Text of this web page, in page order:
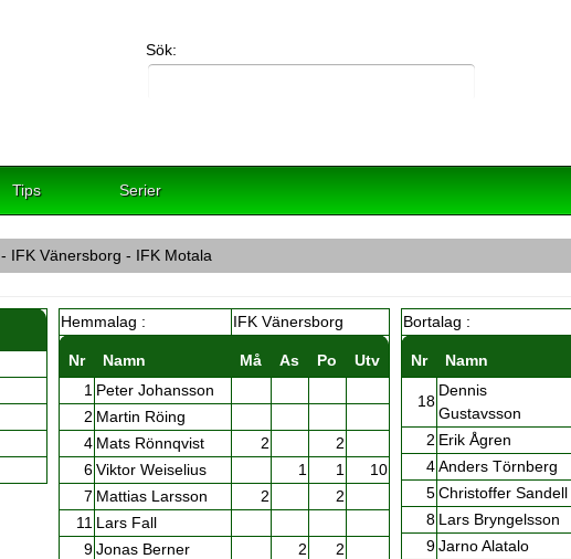
Sök:
Tips Serier
- IFK Vänersborg - IFK Motala
Hemmalag : IFK Vänersborg
Nr Namn Må As Po
Utv
1 Peter Johansson
2 Martin Röing
4 Mats Rönnqvist 2
2
6Viktor Weiselius 1 1
10
7 Mattias Larsson 2
2
11 Lars Fall
9Jonas Berner 2
2
Bortalag :
Nr Namn
18
Dennis
Gustavsson
2 Erik Ågren
4Anders Törnberg
5Christoffer Sandell
8 Lars Bryngelsson
9Jarno Alatalo